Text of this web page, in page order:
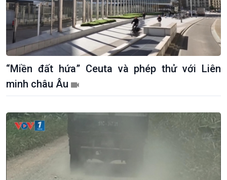
“Miền đất hứa” Ceuta và phép thử với Liên
minh châu Âu